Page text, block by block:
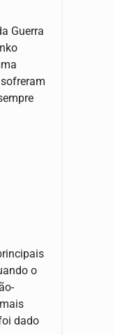
Guerra
o
dado